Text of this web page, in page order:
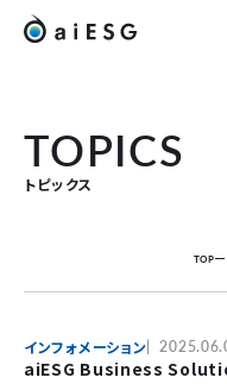
TOPICS
トピックス
TOP
インフォメーション
aiESG Business